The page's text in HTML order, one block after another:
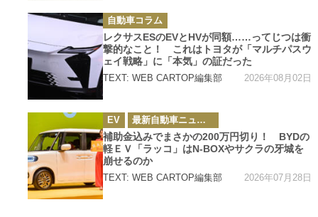
カ
テ
ゴ
リ
ー
自動車コラム
レクサスESのEVとHVが同額……ってじつは衝
撃的なこと！ これはトヨタが「マルチパスウ
ェイ戦略」に「本気」の証だった
TEXT: WEB CARTOP編集部 2026年08月02日
カ
テ
ゴ
リ
ー
EV 最新自動車ニュース
補助金込みでまさかの200万円切り！ BYDの
軽ＥＶ「ラッコ」はN-BOXやサクラの牙城を
崩せるのか
TEXT: WEB CARTOP編集部 2026年07月28日